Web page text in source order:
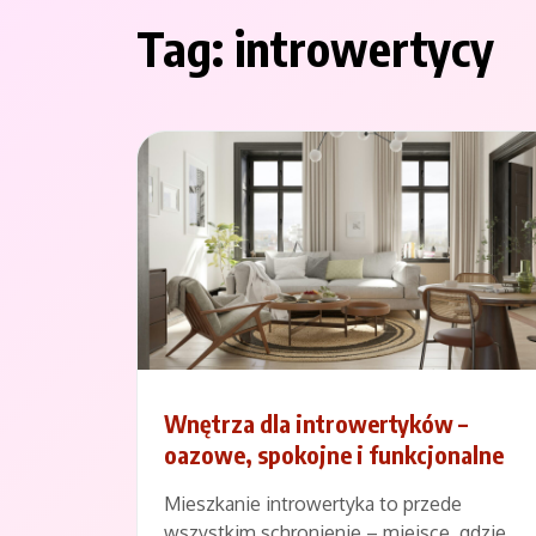
Tag: introwertycy
Wnętrza dla introwertyków –
oazowe, spokojne i funkcjonalne
Mieszkanie introwertyka to przede